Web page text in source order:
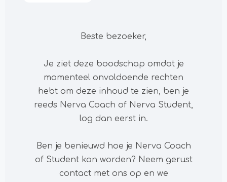
Beste bezoeker,
Je ziet deze boodschap omdat je
momenteel onvoldoende rechten
hebt om deze inhoud te zien, ben je
reeds Nerva Coach of Nerva Student,
log dan eerst in.
Ben je benieuwd hoe je Nerva Coach
of Student kan worden? Neem gerust
contact met ons op en we